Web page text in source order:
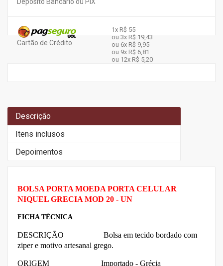
Cartão de Crédito
1x R$ 55
ou 3x R$ 19,43
ou 6x R$ 9,95
ou 9x R$ 6,81
ou 12x R$ 5,20
Descrição
Itens inclusos
Depoimentos
BOLSA PORTA MOEDA PORTA CELULAR
NIQUEL GRECIA MOD 20 - UN
FICHA TÉCNICA
DESCRIÇÃO Bolsa em tecido bordado com
ziper e motivo artesanal grego.
ORIGEM Importado - Grécia